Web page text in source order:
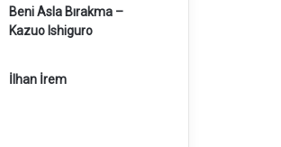
Beni Asla Bırakma –
Kazuo Ishiguro
İlhan İrem